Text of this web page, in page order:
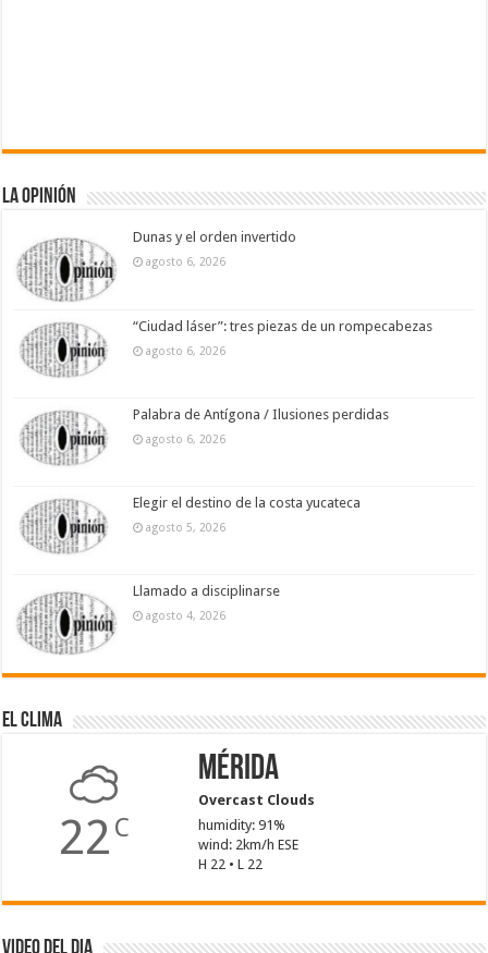
La Opinión
Dunas y el orden invertido
agosto 6, 2026
“Ciudad láser”: tres piezas de un rompecabezas
agosto 6, 2026
Palabra de Antígona / Ilusiones perdidas
agosto 6, 2026
Elegir el destino de la costa yucateca
agosto 5, 2026
Llamado a disciplinarse
agosto 4, 2026
El Clima
22 C
Mérida
Overcast Clouds
humidity: 91%
wind: 2km/h ESE
H 22 • L 22